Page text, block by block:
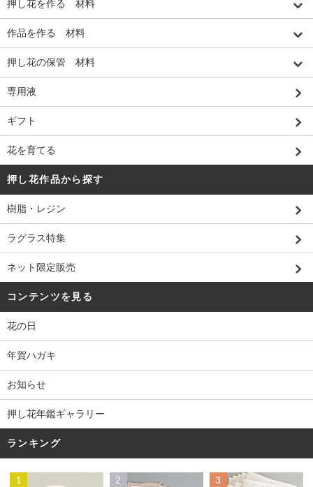
押し花を作る 材料
作品を作る 材料
押し花の保管 材料
専用液
ギフト
花を育てる
押し花作品から探す
樹脂・レジン
ラグラス特集
ネット限定販売
コンテンツを見る
花の日
年賀ハガキ
お知らせ
押し花年鑑ギャラリー
ランキング
1 2 3